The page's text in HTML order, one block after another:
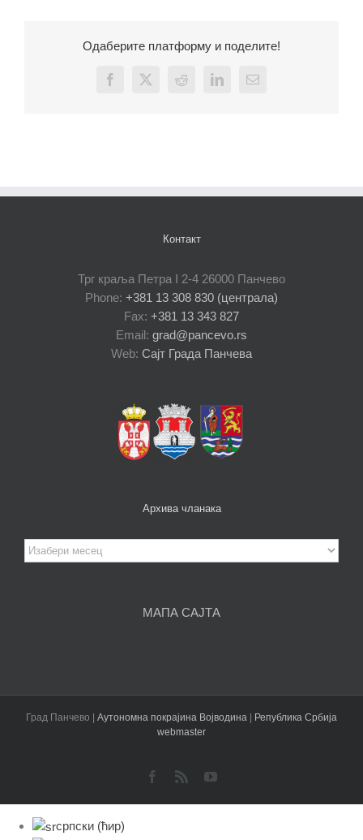
Одаберите платформу и поделите!
Facebook
X Reddit LinkedInEmail
Контакт
Трг краља Петра I 2-4 26000 Панчево
Phone: +381 13 308 830 (централа)
Fax: +381 13 343 827
Email: grad@pancevo.rs
Web: Сајт Града Панчева
Архива чланака
Архива
чланака
МАПА САЈТА
Град Панчево | Аутономна покрајина Војводина | Република Србија
webmaster
Facebook
Rss YouTube
српски (ћир)